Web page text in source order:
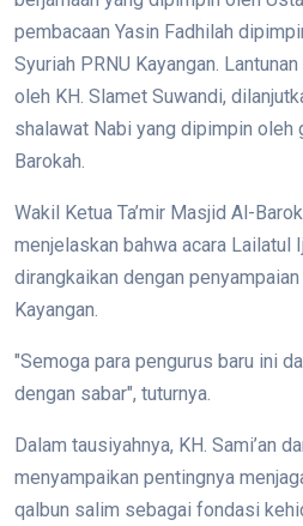
pembacaan Yasin Fadhilah
Syuriah PRNU Kayangan.
oleh KH. Slamet Suwandi,
shalawat Nabi yang dipimpin oleh
Barokah.
Wakil Ketua Ta’mir Masjid Al-
menjelaskan bahwa acara Lailatul
dirangkaikan dengan
Kayangan.
"Semoga para pengurus baru ini
dengan sabar", tuturnya.
Dalam tausiyahnya, KH. Sami’an
menyampaikan pentingnya
qalbun salim sebagai fondasi